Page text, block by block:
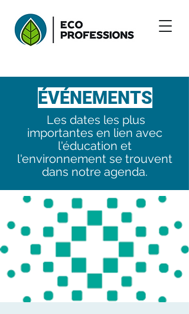
ÉVÉNEMENTS
Les dates les plus
importantes en lien avec
l'éducation et
l'environnement se trouvent
dans notre agenda.